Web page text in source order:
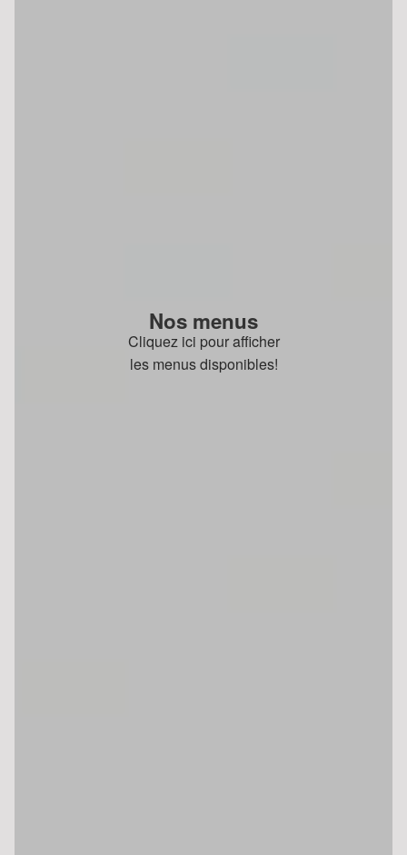
Nos menus
Cliquez ici pour afficher
les menus disponibles!